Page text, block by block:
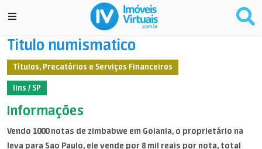
Titulo numismatico
Títulos, Precatórios e Serviços Financeiros
lins / SP
Informações
Vendo 1000 notas de zimbabwe em Goiania, o proprietário na
leva para Sao Paulo, ele vende por 8 mil reais por nota, total